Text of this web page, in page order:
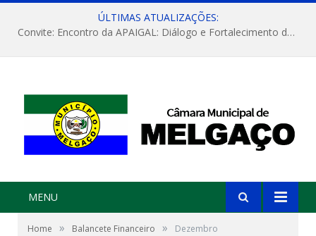
ÚLTIMAS ATUALIZAÇÕES:
Convite: Encontro da APAIGAL: Diálogo e Fortalecimento da Agricultura Familiar
MENU
Home » Balancete Financeiro » Dezembro